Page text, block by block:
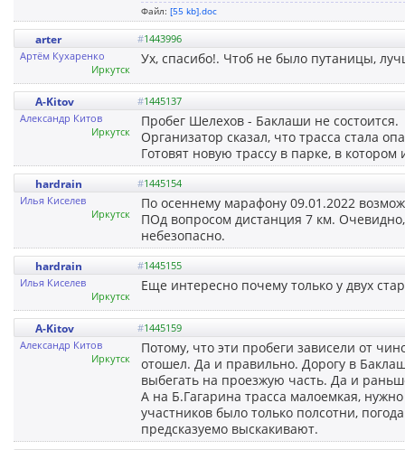
Файл: [55 kb].doc
arter #1443996
Артём Кухаренко
Иркутск
Ух, спасибо!. Чтоб не было путаницы,
A-Kitov #1445137
Александр Китов
Иркутск
Пробег Шелехов - Баклаши не состоится.
Организатор сказал, что трасса стала
Готовят новую трассу в парке, в котором
hardrain #1445154
Илья Киселев
Иркутск
По осеннему марафону 09.01.2022
ПОд вопросом дистанция 7 км.
небезопасно.
hardrain #1445155
Илья Киселев
Иркутск
Еще интересно почему только у двух
A-Kitov #1445159
Александр Китов
Иркутск
Потому, что эти пробеги зависели от
отошел. Да и правильно. Дорогу в
выбегать на проезжую часть. Да и
А на Б.Гагарина трасса малоемкая,
участников было только полсотни,
предсказуемо выскакивают.